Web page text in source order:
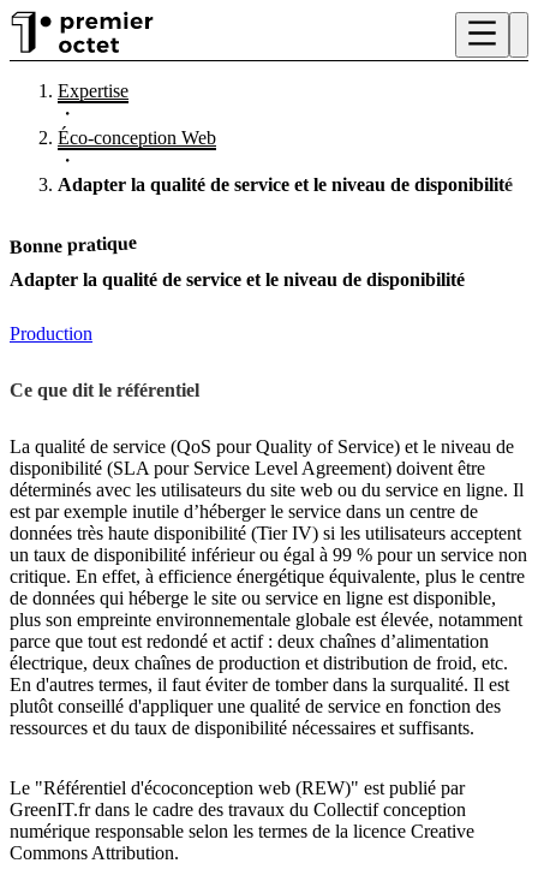
Expertise
・
Éco-conception Web
・
Adapter la qualité de service et le niveau de disponibilité
Bonne pratique
Adapter la qualité de service et le niveau de disponibilité
Production
Ce que dit le référentiel
La qualité de service (QoS pour Quality of Service) et le niveau de
disponibilité (SLA pour Service Level Agreement) doivent être
déterminés avec les utilisateurs du site web ou du service en ligne. Il
est par exemple inutile d’héberger le service dans un centre de
données très haute disponibilité (Tier IV) si les utilisateurs acceptent
un taux de disponibilité inférieur ou égal à 99 % pour un service non
critique. En effet, à efficience énergétique équivalente, plus le centre
de données qui héberge le site ou service en ligne est disponible,
plus son empreinte environnementale globale est élevée, notamment
parce que tout est redondé et actif : deux chaînes d’alimentation
électrique, deux chaînes de production et distribution de froid, etc.
En d'autres termes, il faut éviter de tomber dans la surqualité. Il est
plutôt conseillé d'appliquer une qualité de service en fonction des
ressources et du taux de disponibilité nécessaires et suffisants.
Le "Référentiel d'écoconception web (REW)" est publié par
GreenIT.fr dans le cadre des travaux du Collectif conception
numérique responsable selon les termes de la licence Creative
Commons Attribution.